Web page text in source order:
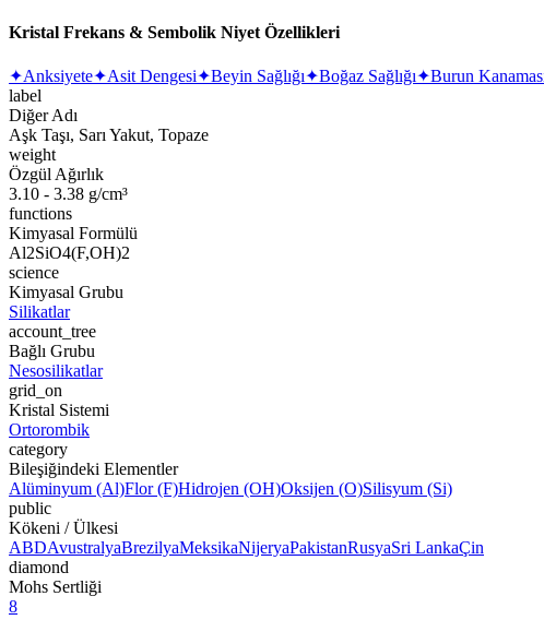
Kristal Frekans & Sembolik Niyet Özellikleri
✦Anksiyete✦Asit Dengesi✦Beyin Sağlığı✦Boğaz Sağlığı✦Burun
label
Diğer Adı
Aşk Taşı, Sarı Yakut, Topaze
weight
Özgül Ağırlık
3.10 - 3.38 g/cm³
functions
Kimyasal Formülü
Al2SiO4(F,OH)2
science
Kimyasal Grubu
Silikatlar
account_tree
Bağlı Grubu
Nesosilikatlar
grid_on
Kristal Sistemi
Ortorombik
category
Bileşiğindeki Elementler
Alüminyum (Al)Flor (F)Hidrojen (OH)Oksijen (O)Silisyum (Si)
public
Kökeni / Ülkesi
ABDAvustralyaBrezilyaMeksikaNijeryaPakistanRusyaSri LankaÇin
diamond
Mohs Sertliği
8